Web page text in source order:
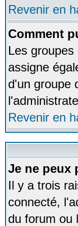
Revenir en
Comment
Les
assigne
d'un groupe
Revenir en
Je ne peux
Il y a trois
connecté,
du forum ou